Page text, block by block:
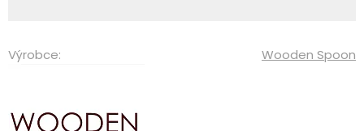
Výrobce: Wooden Spoon